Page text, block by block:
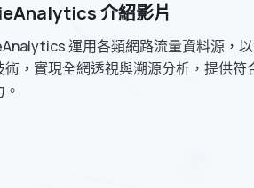
介紹影片
運用各類網路流量資料源，
術，實現全網透視與溯源分析，提供符